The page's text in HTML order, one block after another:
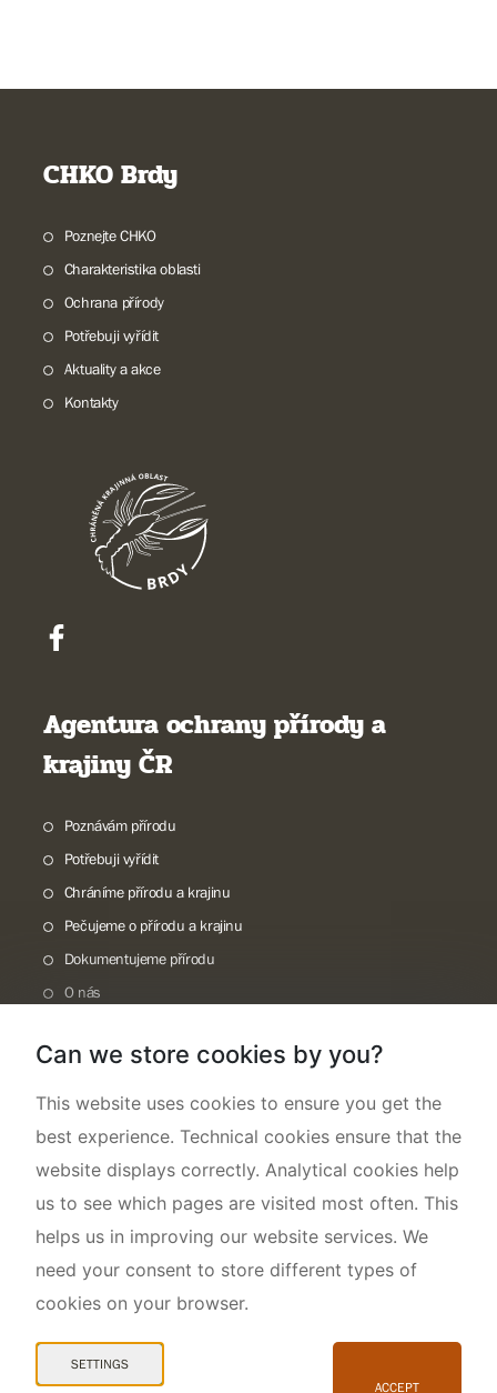
CHKO Brdy
Poznejte CHKO
Charakteristika oblasti
Ochrana přírody
Potřebuji vyřídit
Aktuality a akce
Kontakty
Agentura ochrany přírody a
krajiny ČR
Poznávám přírodu
Potřebuji vyřídit
Chráníme přírodu a krajinu
Pečujeme o přírodu a krajinu
Dokumentujeme přírodu
O nás
Can we store cookies by you?
This website uses cookies to ensure you get the
best experience. Technical cookies ensure that the
website displays correctly. Analytical cookies help
us to see which pages are visited most often. This
helps us in improving our website services. We
need your consent to store different types of
cookies on your browser.
SETTINGS
ACCEPT